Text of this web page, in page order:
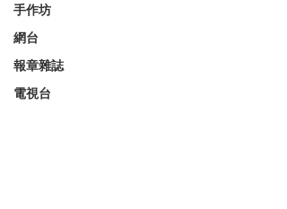
手作坊
網台
報章雜誌
電視台